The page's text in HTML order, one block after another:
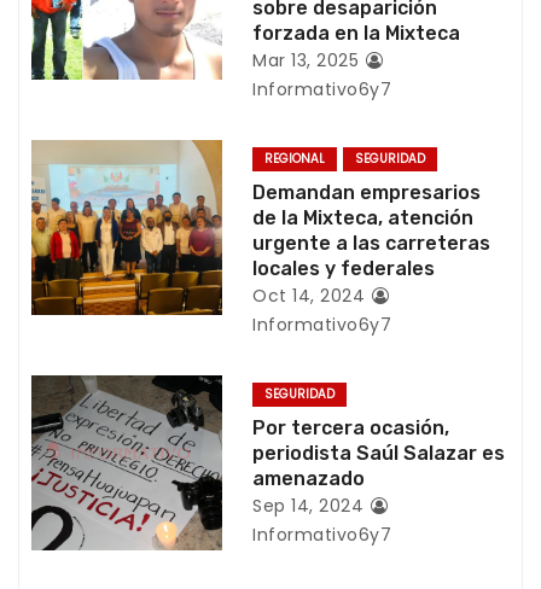
i
n
d
e
e
t
r
a
d
sobre desaparición
forzada en la Mixteca
Mar 13, 2025
Informativo6y7
REGIONAL SEGURIDAD
Demandan empresarios
de la Mixteca, atención
urgente a las carreteras
locales y federales
Oct 14, 2024
Informativo6y7
SEGURIDAD
Por tercera ocasión,
periodista Saúl Salazar es
amenazado
Sep 14, 2024
Informativo6y7